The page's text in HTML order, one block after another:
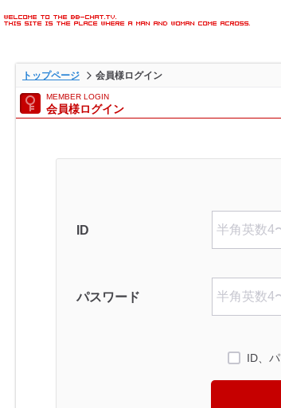
ャットが楽しめる
員様ログインペー
トップページ 会員様ログイン
MEMBER LOGIN
会員様ログイン
ID
パスワード
ID、